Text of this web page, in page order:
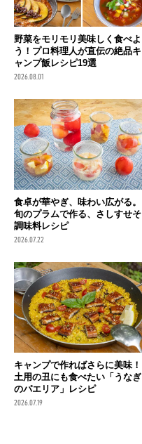
野菜をモリモリ美味しく食べよ
う！プロ料理人が直伝の絶品キ
ャンプ飯レシピ19選
2026.08.01
食卓が華やぎ、味わい広がる。
旬のプラムで作る、さしすせそ
調味料レシピ
2026.07.22
キャンプで作ればさらに美味！
土用の丑にも食べたい「うなぎ
のパエリア」レシピ
2026.07.19